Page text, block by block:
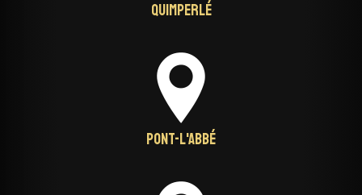
Quimperlé
Pont-L'Abbé